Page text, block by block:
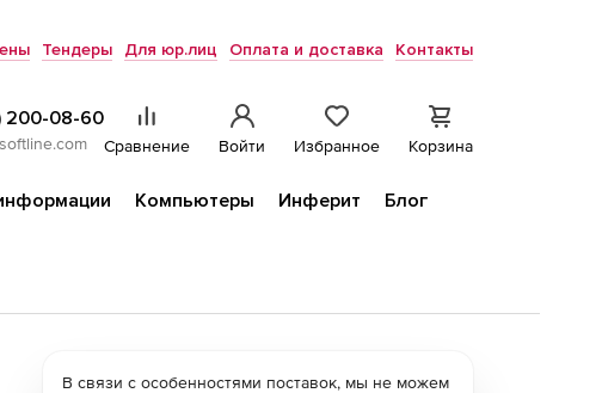
Тендеры Для юр.лиц Оплата и доставка Контакты
200-08-60
Сравнение Войти Избранное Корзина
Компьютеры Инферит
Блог
В связи с особенностями поставок, мы не можем